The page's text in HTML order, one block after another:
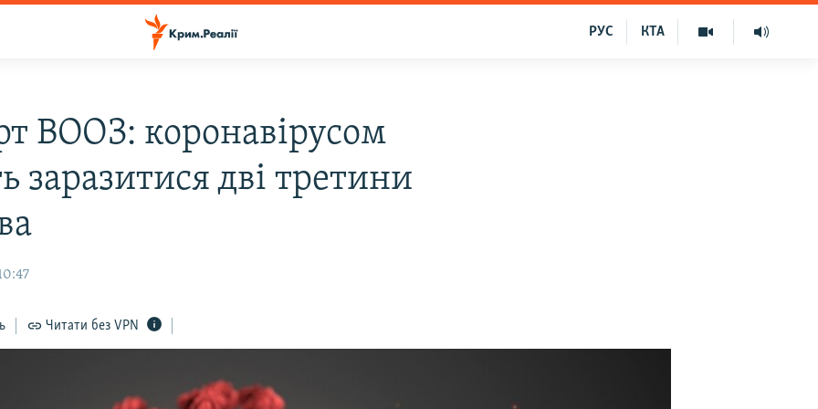
КТА
РУС
ВООЗ: коронавірусом
заразитися дві третини
Читати без VPN